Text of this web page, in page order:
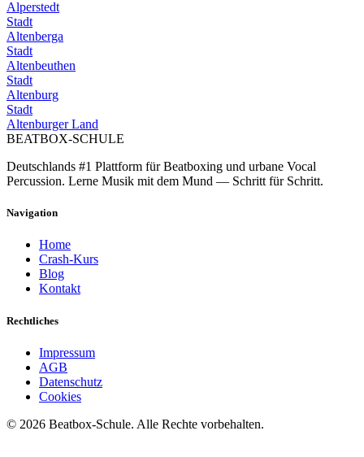
Alperstedt
Stadt
Altenberga
Stadt
Altenbeuthen
Stadt
Altenburg
Stadt
Altenburger Land
BEATBOX-SCHULE
Deutschlands #1 Plattform für Beatboxing und urbane Vocal
Percussion. Lerne Musik mit dem Mund — Schritt für Schritt.
Navigation
Home
Crash-Kurs
Blog
Kontakt
Rechtliches
Impressum
AGB
Datenschutz
Cookies
© 2026 Beatbox-Schule. Alle Rechte vorbehalten.